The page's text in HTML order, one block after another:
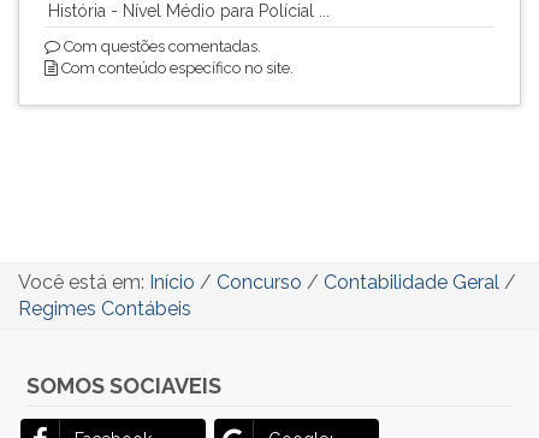
História - Nível Médio para Polícial ...
Com questões comentadas.
Com conteúdo específico no site.
Você está em: Início / Concurso / Contabilidade Geral /
Regimes Contábeis
SOMOS SOCIAVEIS